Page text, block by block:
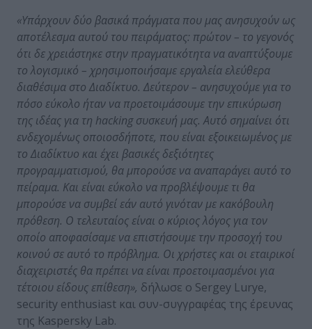
«Υπάρχουν δύο βασικά πράγματα που μας ανησυχούν ως
αποτέλεσμα αυτού του πειράματος: πρώτον – το γεγονός
ότι δε χρειάστηκε στην πραγματικότητα να αναπτύξουμε
το λογισμικό – χρησιμοποιήσαμε εργαλεία ελεύθερα
διαθέσιμα στο Διαδίκτυο. Δεύτερον – ανησυχούμε για το
πόσο εύκολο ήταν να προετοιμάσουμε την επικύρωση
της ιδέας για τη hacking συσκευή μας. Αυτό σημαίνει ότι
ενδεχομένως οποιοσδήποτε, που είναι εξοικειωμένος με
το Διαδίκτυο και έχει βασικές δεξιότητες
προγραμματισμού, θα μπορούσε να αναπαράγει αυτό το
πείραμα. Και είναι εύκολο να προβλέψουμε τι θα
μπορούσε να συμβεί εάν αυτό γινόταν με κακόβουλη
πρόθεση. Ο τελευταίος είναι ο κύριος λόγος για τον
οποίο αποφασίσαμε να επιστήσουμε την προσοχή του
κοινού σε αυτό το πρόβλημα. Οι χρήστες και οι εταιρικοί
διαχειριστές θα πρέπει να είναι προετοιμασμένοι για
τέτοιου είδους επίθεση», δήλωσε ο Sergey Lurye,
security enthusiast και συν-συγγραφέας της έρευνας
της Kaspersky Lab.